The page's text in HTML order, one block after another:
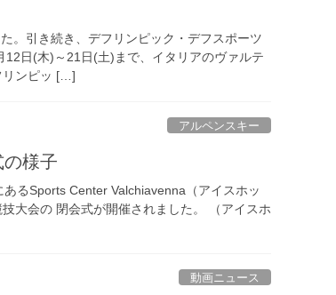
。引き続き、デフリンピック・デフスポーツ
日(木)～21日(土)まで、イタリアのヴァルテ
リンピッ […]
アルペンスキー
の様子
るSports Center Valchiavenna（アイスホッ
大会の 閉会式が開催されました。 （アイスホ
動画ニュース